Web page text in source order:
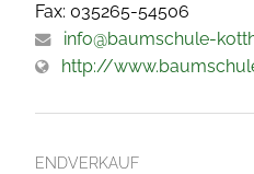
Fax: 035265-54506
info@baumschule-
http://
ENDVERKAUF